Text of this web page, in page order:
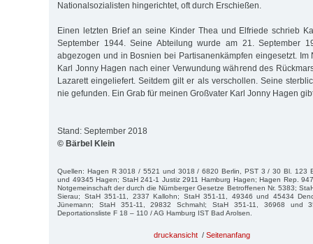
Nationalsozialisten hingerichtet, oft durch Erschießen.
Einen letzten Brief an seine Kinder Thea und Elfriede schrieb
September 1944. Seine Abteilung wurde am 21. September
abgezogen und in Bosnien bei Partisanenkämpfen eingesetzt. Im
Karl Jonny Hagen nach einer Verwundung während des
Lazarett eingeliefert. Seitdem gilt er als verschollen. Seine
nie gefunden. Ein Grab für meinen Großvater Karl Jonny Hagen
Stand: September 2018
© Bärbel Klein
Quellen: Hagen R 3018 / 5521 und 3018 / 6820 Berlin, PST 3 / 30 Bl. 123
und 49345 Hagen; StaH 241-1 Justiz 2911 Hamburg Hagen; Hagen Rep.
Notgemeinschaft der durch die Nürnberger Gesetze Betroffenen Nr. 5383;
Sierau; StaH 351-11, 2337 Kallohn; StaH 351-11, 49346 und 45434
Jünemann; StaH 351-11, 29832 Schmahl; StaH 351-11, 36968 und
Deportationsliste F 18 – 110 / AG Hamburg IST Bad Arolsen.
druckansicht / Seitenanfang